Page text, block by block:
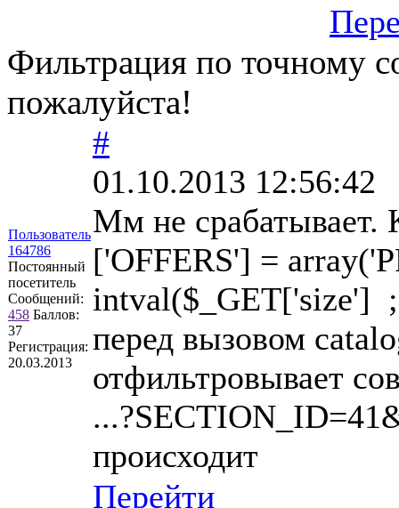
Фильтрация по точному
пожалуйста!
Пользователь
164786
Постоянный
посетитель
Сообщений:
458 Баллов:
37
Регистрация:
20.03.2013
#
01.10.2013 12:56:42
Мм не
['OFFERS'] =
intval($_GET['size']
перед вызовом
отфильтровывает
происходит
Перейти